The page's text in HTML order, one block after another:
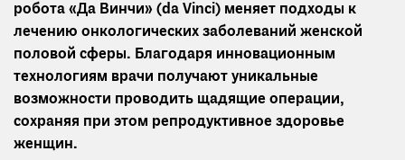
робота «Да Винчи» (da Vinci) меняет подходы к
лечению онкологических заболеваний женской
половой сферы. Благодаря инновационным
технологиям врачи получают уникальные
возможности проводить щадящие операции,
сохраняя при этом репродуктивное здоровье
женщин.